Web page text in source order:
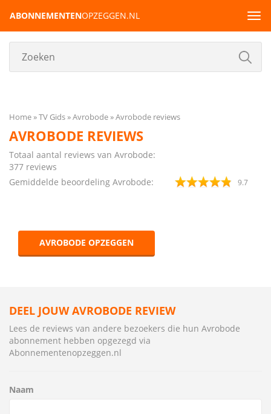
ABONNEMENTENOPZEGGEN.NL
Home TV Gids Avrobode Avrobode reviews
AVROBODE REVIEWS
Totaal aantal reviews van Avrobode:
377 reviews
Gemiddelde beoordeling Avrobode:
9.7
AVROBODE OPZEGGEN
DEEL JOUW AVROBODE REVIEW
Lees de reviews van andere bezoekers die hun Avrobode
abonnement hebben opgezegd via
Abonnementenopzeggen.nl
Naam